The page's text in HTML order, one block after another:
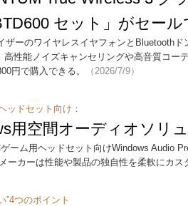
セット」がセー
ザーのワイヤレスイヤフォンとBluetooth
高性能ノイズキャンセリングや高音質コー
円で購入できる。
（2026/7/9）
ッドセット向け：
用空間オーディオソリ
ーム用ヘッドセット向けWindows Audio
ーカーは性能や製品の独自性を柔軟にカス
”4つのポイント